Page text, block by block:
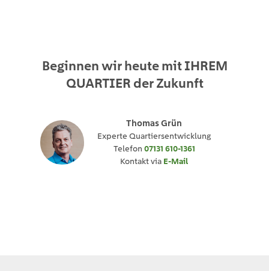
Beginnen wir heute mit IHREM
QUARTIER der Zukunft
Thomas Grün
Experte Quartiersentwicklung
Telefon 07131 610-1361
Kontakt via E-Mail